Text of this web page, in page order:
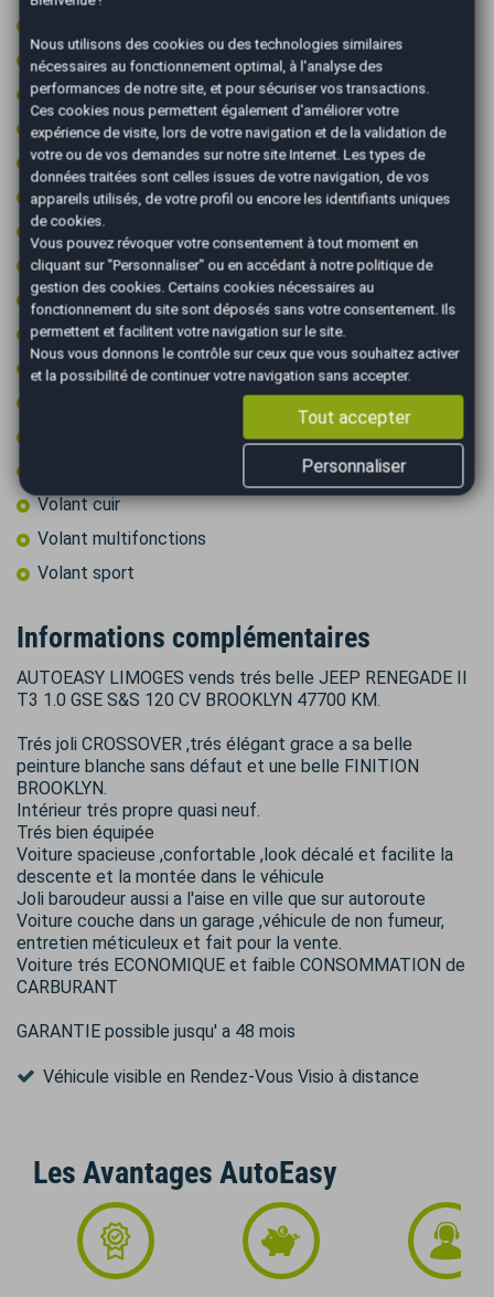
Ordinateur de bord
Peinture integrale
Prise 12v
Prise audio USB
Radar arrière de détection d'obstacles
Reconnaissance des panneaux de signalisation
Régulateur de vitesse
Retroviseur intérieur électrochrome
Rétroviseurs dégivrants
Rétroviseurs électriques
Rétroviseurs rabattables électriquement
Volant cuir
Volant multifonctions
Volant sport
Informations complémentaires
AUTOEASY LIMOGES vends trés belle JEEP RENEGADE II
T3 1.0 GSE S&S 120 CV BROOKLYN 47700 KM.
Trés joli CROSSOVER ,trés élégant grace a sa belle
peinture blanche sans défaut et une belle FINITION
BROOKLYN.
Intérieur trés propre quasi neuf.
Trés bien équipée
Voiture spacieuse ,confortable ,look décalé et facilite la
descente et la montée dans le véhicule
Joli baroudeur aussi a l'aise en ville que sur autoroute
Voiture couche dans un garage ,véhicule de non fumeur,
entretien méticuleux et fait pour la vente.
Voiture trés ECONOMIQUE et faible CONSOMMATION de
CARBURANT
GARANTIE possible jusqu' a 48 mois
Véhicule visible en Rendez-Vous Visio à distance
Les Avantages AutoEasy
Nous utilisons des cookies ou des technologies similaires
nécessaires au fonctionnement optimal, à l'analyse des
performances de notre site, et pour sécuriser vos transactions.
Ces cookies nous permettent également d'améliorer votre
expérience de visite, lors de votre navigation et de la validation de
votre ou de vos demandes sur notre site Internet. Les types de
données traitées sont celles issues de votre navigation, de vos
appareils utilisés, de votre profil ou encore les identifiants uniques
de cookies.
Vous pouvez révoquer votre consentement à tout moment en
cliquant sur "Personnaliser" ou en accédant à notre politique de
gestion des cookies. Certains cookies nécessaires au
fonctionnement du site sont déposés sans votre consentement. Ils
permettent et facilitent votre navigation sur le site.
Nous vous donnons le contrôle sur ceux que vous souhaitez activer
et la possibilité de continuer votre navigation sans accepter.
Tout accepter
Personnaliser